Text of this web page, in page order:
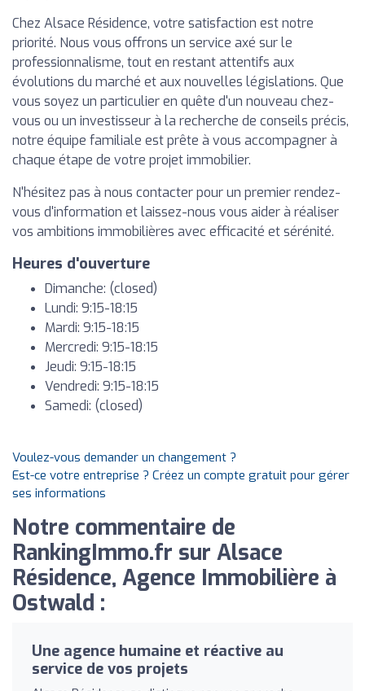
Chez Alsace Résidence, votre satisfaction est notre
priorité. Nous vous offrons un service axé sur le
professionnalisme, tout en restant attentifs aux
évolutions du marché et aux nouvelles législations. Que
vous soyez un particulier en quête d'un nouveau chez-
vous ou un investisseur à la recherche de conseils précis,
notre équipe familiale est prête à vous accompagner à
chaque étape de votre projet immobilier.
N'hésitez pas à nous contacter pour un premier rendez-
vous d'information et laissez-nous vous aider à réaliser
vos ambitions immobilières avec efficacité et sérénité.
Heures d'ouverture
Dimanche: (closed)
Lundi: 9:15-18:15
Mardi: 9:15-18:15
Mercredi: 9:15-18:15
Jeudi: 9:15-18:15
Vendredi: 9:15-18:15
Samedi: (closed)
Voulez-vous demander un changement ?
Est-ce votre entreprise ? Créez un compte gratuit pour gérer
ses informations
Notre commentaire de
RankingImmo.fr sur Alsace
Résidence, Agence Immobilière à
Ostwald :
Une agence humaine et réactive au
service de vos projets